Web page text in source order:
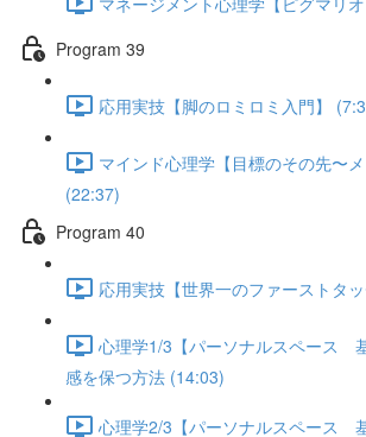
Program 39
応用実技【脚のロミロミ入門】
マインド心理学【目標のその先〜メ
(22:37)
Program 40
応用実技【世界一のファーストタ
心理学1/3【パーソナルスペース
感を保つ方法 (14:03)
心理学2/3【パーソナルスペース